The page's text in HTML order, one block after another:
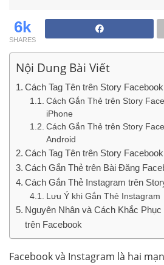
6k
SHARES
Nội Dung Bài Viết
Cách Tag Tên trên Story
Cách Gắn Thẻ trên Story
iPhone
Cách Gắn Thẻ trên Story
Android
Cách Tag Tên trên Story
Cách Gắn Thẻ trên Bài Đăng
Cách Gắn Thẻ Instagram trên
Lưu Ý khi Gắn Thẻ Instagram
Nguyên Nhân và Cách Khắc
trên Facebook
Facebook và Instagram là hai